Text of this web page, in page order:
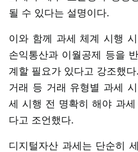
될 수 있다는 설명이다.
이와 함께 과세 체계 시행
손익통산과 이월공제 등을
계할 필요가 있다고 강조했
거래 등 거래 유형별 과세
세 시행 전 명확히 해야 과
다고 조언했다.
디지털자산 과세는 단순히